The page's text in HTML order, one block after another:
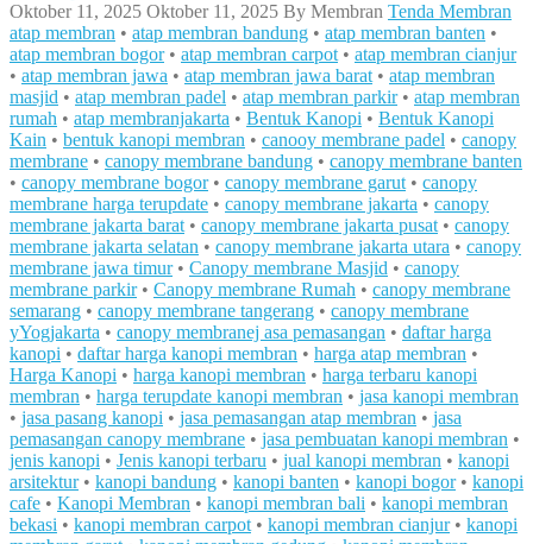
Oktober 11, 2025 Oktober 11, 2025 By Membran Tenda Membran
atap membran • atap membran bandung • atap membran banten •
atap membran bogor• atap membran carpot • atap membran cianjur
• atap membran jawa • atap membran jawa barat • atap membran
masjid • atap membran padel • atap membran parkir• atap membran
rumah • atap membranjakarta • Bentuk Kanopi • Bentuk Kanopi
Kain • bentuk kanopi membran • canooy membrane padel • canopy
membrane • canopy membrane bandung • canopy membrane banten
• canopy membrane bogor• canopy membrane garut • canopy
membrane harga terupdate • canopy membrane jakarta • canopy
membrane jakarta barat • canopy membrane jakarta pusat • canopy
membrane jakarta selatan • canopy membrane jakarta utara • canopy
membrane jawa timur• Canopy membrane Masjid • canopy
membrane parkir• Canopy membrane Rumah • canopy membrane
semarang • canopy membrane tangerang • canopy membrane
yYogjakarta • canopy membranej asa pemasangan • daftar harga
kanopi • daftar harga kanopi membran • harga atap membran •
Harga Kanopi • harga kanopi membran • harga terbaru kanopi
membran • harga terupdate kanopi membran • jasa kanopi membran
• jasa pasang kanopi • jasa pemasangan atap membran • jasa
pemasangan canopy membrane • jasa pembuatan kanopi membran •
jenis kanopi • Jenis kanopi terbaru • jual kanopi membran • kanopi
arsitektur• kanopi bandung • kanopi banten • kanopi bogor• kanopi
cafe • Kanopi Membran • kanopi membran bali • kanopi membran
bekasi • kanopi membran carpot • kanopi membran cianjur• kanopi